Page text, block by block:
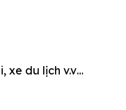
xe du lịch v.v…